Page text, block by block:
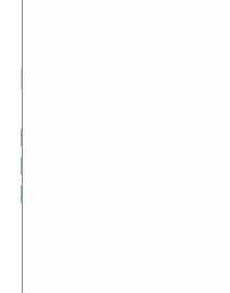
Е
Ершов, Юрий
Етоев, Александр
Ефимов, Игорь